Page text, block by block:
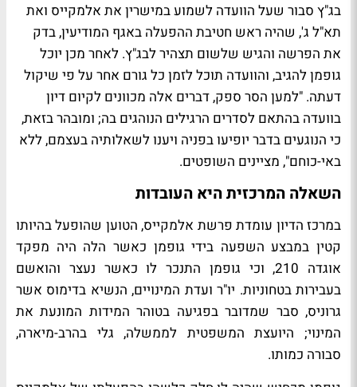
בג"ץ סבור שעל הוועדה לשמוע במישרין את אלמקייס ואת
תא"ל ג', שהיה ראש חטיבת ההפעלה באגף המודיעין, בדק
את הפרשה והגיש שלשום תצהיר לבג"ץ. לאחר מכן יוכל
גופמן להגיב, והוועדה תוכל לזמן כל גורם אחר על פי שיקול
דעתה. "למען הסר ספק, דברים אלה מכוונים לקיום דיון
בוועדה בהתאם לסדרים הרגילים הנוהגים בה; ומובהר בזאת,
כי הנוגעים בדבר יופיעו בפניה ויענו לשאלותיה בעצמם, ללא
באי-כוחם", מציינים השופטים.
השאלה המרכזית היא העובדות
במרכז הדיון עומדת פרשת אלמקייס, הטוען שהופעל בהיותו
קטין במבצע השפעה בידי גופמן כאשר הלה היה מפקד
אוגדה 210, וכי גופמן התנכר לו כאשר נעצר והואשם
בעבירות בטחוניות. יו"ר ועדת המינויים, הנשיא בדימוס אשר
גרוניס, סבר שמדובר בפגיעה בטוהר המידות המונעת את
המינוי; היועצת המשפטית לממשלה, גלי בהרב-מיארה,
סבורה כמותו.